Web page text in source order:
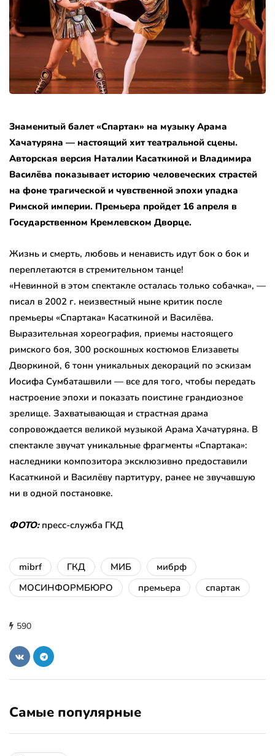
Знаменитый балет «Спартак» на музыку Арама
Хачатуряна — настоящий хит театральной сцены.
Авторская версия Наталии Касаткиной и Владимира
Василёва показывает историю человеческих страстей
на фоне трагической и чувственной эпохи упадка
Римской империи. Премьера пройдет 16 апреля в
Государственном Кремлевском Дворце.
Жизнь и смерть, любовь и ненависть идут бок о бок и
переплетаются в стремительном танце!
«Невинной в этом спектакле осталась только собачка», —
писал в 2002 г. неизвестный ныне критик после
премьеры «Спартака» Касаткиной и Василёва.
Выразительная хореография, приемы настоящего
римского боя, 300 роскошных костюмов Елизаветы
Дворкиной, 6 тонн уникальных декораций по эскизам
Иосифа Сумбаташвили — все для того, чтобы передать
настроение эпохи и показать поистине грандиозное
зрелище. Захватывающая и страстная драма
сопровождается великой музыкой Арама Хачатуряна. В
спектакле звучат уникальные фрагменты «Спартака»:
наследники композитора эксклюзивно предоставили
Касаткиной и Василёву партитуру, ранее не звучавшую
ни в одной постановке.
ФОТО:пресс-служба ГКД
mibrf ГКД МИБ
мибрф
МОСИНФОРМБЮРО
премьера спартак
590
Самые популярные